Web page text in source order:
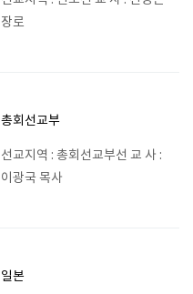
장로
총회선교부
선교지역 : 총회선교부선 교 사 :
이광국 목사
일본